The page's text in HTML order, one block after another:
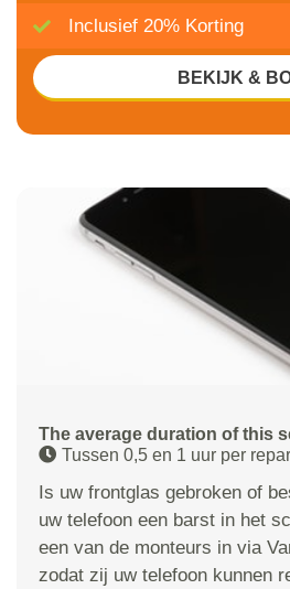
The average duration of this
Tussen 0,5 en 1 uur per
Is uw frontglas gebroken of
uw telefoon een barst in het
een van de monteurs in via
zodat zij uw telefoon kunnen
Inclusief 20% Korting
BEKIJK &